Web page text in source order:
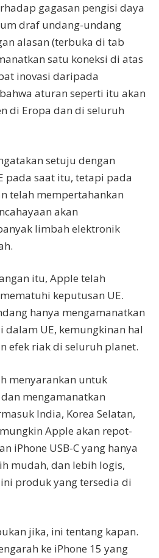
gagasan pengisi daya
draf undang-undang
alasan (terbuka di tab
satu koneksi di atas
inovasi daripada
aturan seperti itu akan
di Eropa dan di seluruh
setuju dengan
pada saat itu, tetapi pada
telah mempertahankan
akan
limbah elektronik
itu, Apple telah
keputusan UE.
hanya mengamanatkan
dalam UE, kemungkinan hal
efek riak di seluruh planet.
menyarankan untuk
mengamanatkan
India, Korea Selatan,
Apple akan repot-
iPhone USB-C yang hanya
mudah, dan lebih logis,
produk yang tersedia di
jika, ini tentang kapan.
ke iPhone 15 yang